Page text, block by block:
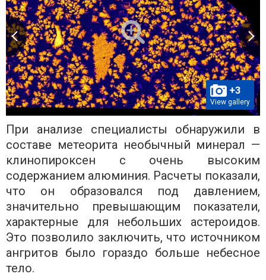
+3
View gallery
При анализе специалисты обнаружили в
составе метеорита необычный минерал —
клинопироксен с очень высоким
содержанием алюминия. Расчеты показали,
что он образовался под давлением,
значительно превышающим показатели,
характерные для небольших астероидов.
Это позволило заключить, что источником
ангритов было гораздо больше небесное
тело.